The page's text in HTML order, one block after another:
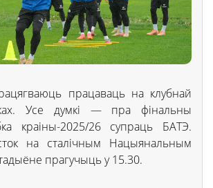
працаваць на клубнай
Усе думкі — пра фінальны
краіны-2025/26 супраць БАТЭ.
на сталічным Нацыянальным
прагучыць у 15.30.